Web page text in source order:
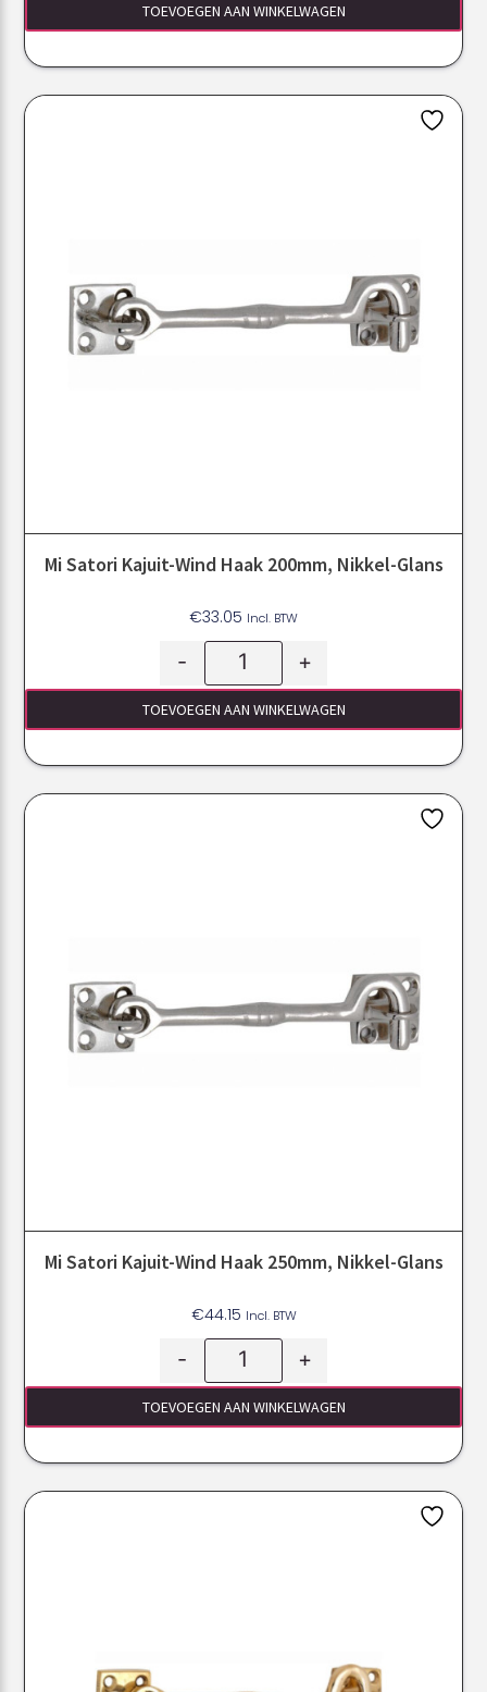
TOEVOEGEN AAN WINKELWAGEN
Mi Satori Kajuit-Wind Haak 200mm, Nikkel-Glans
€33.05 Incl. BTW
- +
TOEVOEGEN AAN WINKELWAGEN
Mi Satori Kajuit-Wind Haak 250mm, Nikkel-Glans
€44.15 Incl. BTW
- +
TOEVOEGEN AAN WINKELWAGEN